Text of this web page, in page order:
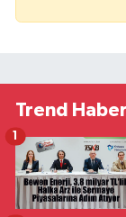
Trend
1